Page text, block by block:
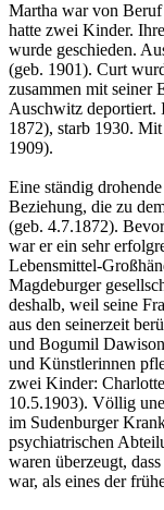
Martha war von
hatte zwei Kinder.
wurde geschieden.
(geb. 1901). Curt
zusammen mit seiner
Auschwitz deportiert.
1872), starb 1930.
1909).
Eine ständig
Beziehung, die zu
(geb. 4.7.1872).
war er ein sehr
Lebensmittel-
Magdeburger
deshalb, weil seine
aus den seinerzeit
und Bogumil
und Künstlerinnen
zwei Kinder:
10.5.1903). Völlig
im Sudenburger
psychiatrischen
waren überzeugt,
war, als eines der